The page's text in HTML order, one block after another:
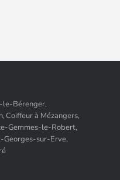
le-Bérenger,
Coiffeur à Mézangers,
Gemmes-le-Robert,
Georges-sur-Erve,